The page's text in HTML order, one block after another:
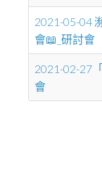
2021-05-04
會📖_研討會
2021-02-27
會